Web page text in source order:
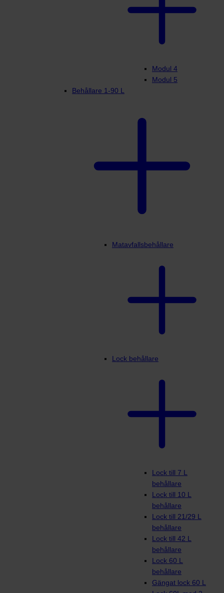
Modul 4
Modul 5
Behållare 1-90 L
Matavfallsbehållare
Lock behållare
Lock till 7 L
behållare
Lock till 10 L
behållare
Lock till 21/29 L
behållare
Lock till 42 L
behållare
Lock 60 L
behållare
Gängat lock 60 L